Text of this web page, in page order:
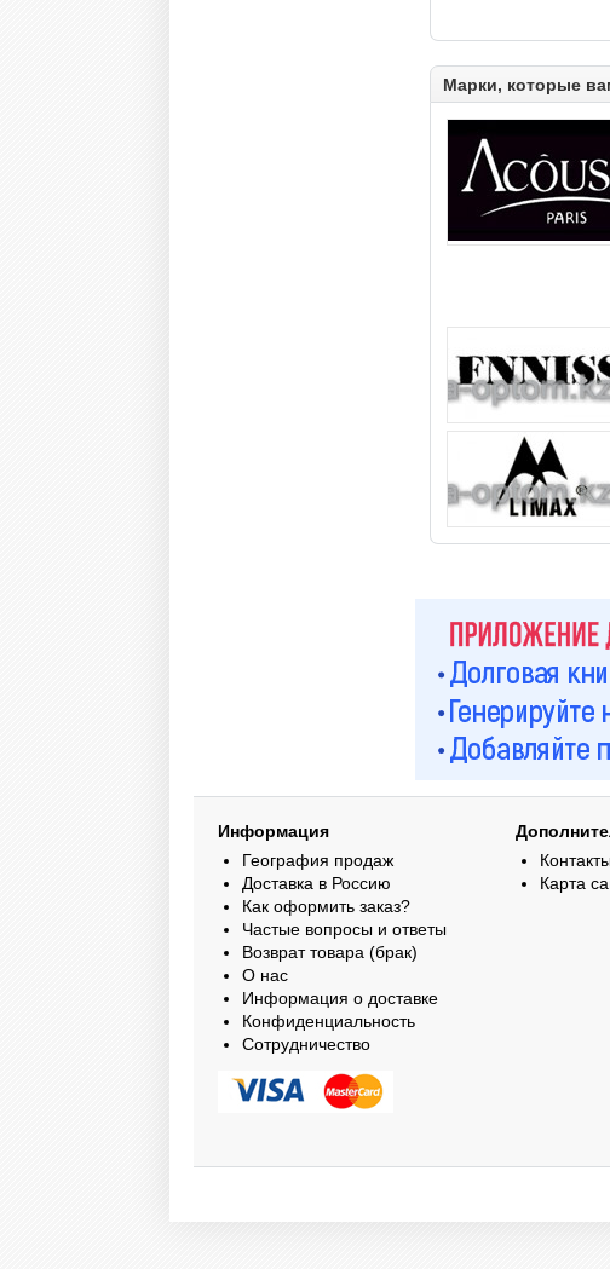
Марки, которые
Информация
География продаж
Доставка в Россию
Как оформить заказ?
Частые вопросы и ответы
Возврат товара (брак)
О нас
Информация о доставке
Конфиденциальность
Сотрудничество
Карта